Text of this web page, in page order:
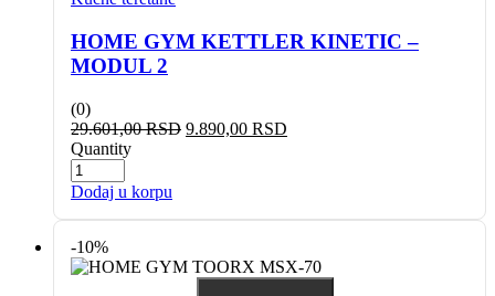
HOME GYM KETTLER KINETIC –
MODUL 2
(0)
29.601,00RSD 9.890,00 RSD
Quantity
Dodaj u korpu
-10%